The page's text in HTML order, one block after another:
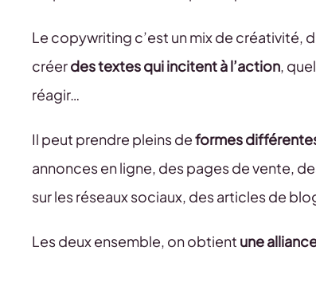
Le copywriting c’est un mix de créativité,
créerdes textes qui incitent à l’action,
réagir…
Il peut prendre pleins deformes
annonces en ligne, des pages de vente,
sur les réseaux sociaux, des articles de
Les deux ensemble, on obtient une